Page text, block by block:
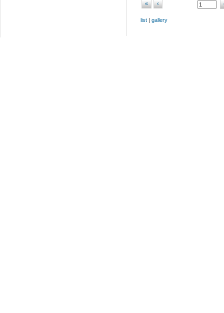
« ‹
list gallery